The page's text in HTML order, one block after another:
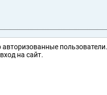
пользователи.
на сайт.